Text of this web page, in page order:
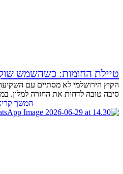
טיילת החומות: כשהשמש
הקיץ הירושלמי לא מסתיים עם
סיבה טובה לדחות את החזרה למלון.
המשך